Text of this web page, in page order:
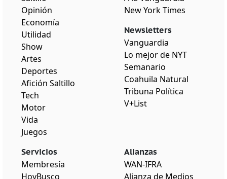
Opinión
Economía
Utilidad
Show
Artes
Deportes
Afición Saltillo
Tech
Motor
Vida
Juegos
New York Times
Newsletters
Vanguardia
Lo mejor de NYT
Semanario
Coahuila Natural
Tribuna Política
V+List
Servicios
Membresía
HoyBusco
Alianzas
WAN-IFRA
Alianza de Medios